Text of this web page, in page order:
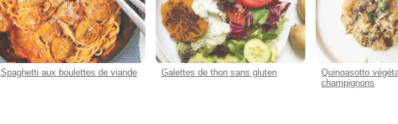
Spaghetti aux boulettes de viande Galettes de thon sans gluten
Quinoasotto
champignons